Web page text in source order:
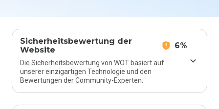
Sicherheitsbewertung der
Website
6%
Die Sicherheitsbewertung von WOT basiert auf
unserer einzigartigen Technologie und den
Bewertungen der Community-Experten.